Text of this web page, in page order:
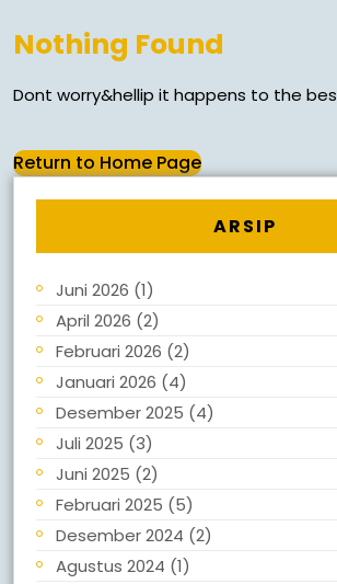
Nothing Found
Dont worry&hellip it happens to the
Return to Home Page
ARSIP
Juni 2026 (1)
April 2026 (2)
Februari 2026 (2)
Januari 2026 (4)
Desember 2025 (4)
Juli 2025 (3)
Juni 2025 (2)
Februari 2025 (5)
Desember 2024 (2)
Agustus 2024 (1)